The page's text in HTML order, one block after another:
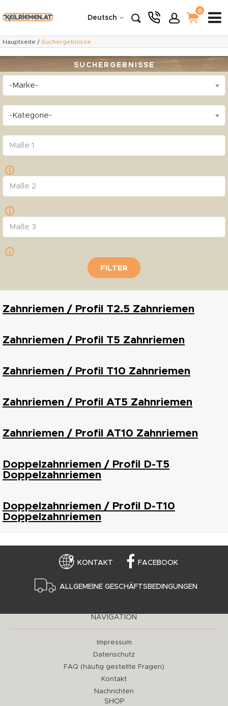
Deutsch
0
Hauptseite / Suchergebnisse
SUCHERGEBNISSE
-Marke-
-Kategorie-
FILTER
Zahnriemen / Profil T2.5 Zahnriemen
Zahnriemen / Profil T5 Zahnriemen
Zahnriemen / Profil T10 Zahnriemen
Zahnriemen / Profil AT5 Zahnriemen
Zahnriemen / Profil AT10 Zahnriemen
Doppelzahnriemen / Profil D-T5
Doppelzahnriemen
Doppelzahnriemen / Profil D-T10
Doppelzahnriemen
KONTAKT FACEBOOK
ALLGEMEINE GESCHÄFTSBEDINGUNGEN
NAVIGATION
Impressum
Datenschutz
FAQ (häufig gestellte Fragen)
Kontakt
Nachrichten
SHOP